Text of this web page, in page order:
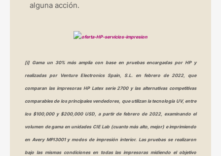
alguna acción.
[i] Gama un 30% más amplia con base en pruebas encargadas por HP y
realizadas por Venture Electronics Spain, S.L. en febrero de 2022, que
comparan las impresoras HP Latex serie 2700 y las alternativas competitivas
comparables de los principales vendedores, que utilizan la tecnología UV, entre
los $100,000 y $200,000 USD, a partir de febrero de 2022, examinando el
volumen de gama en unidades CIE Lab (cuanto más alto, mejor) e imprimiendo
en Avery MPI3001 y modos de impresión interior. Las pruebas se realizaron
bajo las mismas condiciones en todas las impresoras midiendo el objetivo